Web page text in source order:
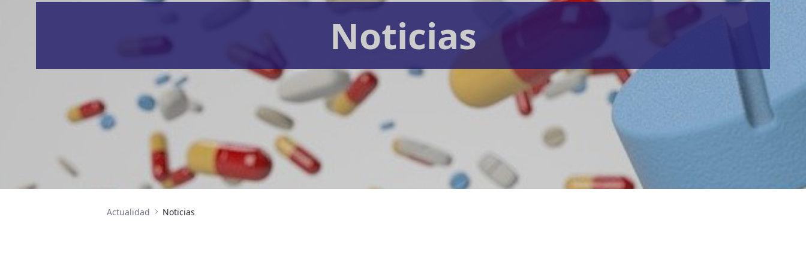
Noticias
Actualidad Noticias